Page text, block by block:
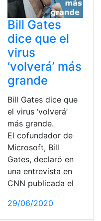
Bill Gates
dice que el
virus
‘volverá’ más
grande
Bill Gates dice que
el virus ‘volverá’
más grande.
El cofundador de
Microsoft, Bill
Gates, declaró en
una entrevista en
CNN publicada el
29/06/2020